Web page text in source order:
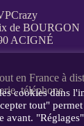
de BOURGON
ACIGNÉ
en France à
téléphone.
cookies dans
tout" permet
avant.